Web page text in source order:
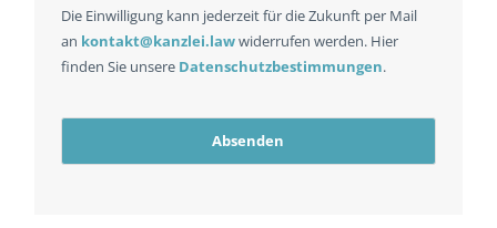
Die Einwilligung kann jederzeit für die Zukunft per Mail
an kontakt@kanzlei.lawwiderrufen werden. Hier
finden Sie unsere Datenschutzbestimmungen.
Absenden